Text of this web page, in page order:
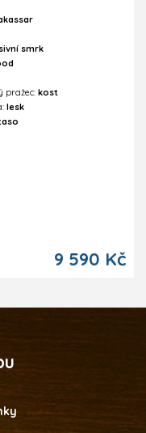
smrk
pražec:kost
lesk
9 590 Kč